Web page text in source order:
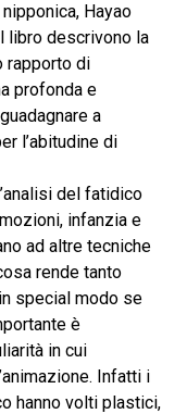
Hayao
libro descrivono la
rapporto di
profonda e
a
l’abitudine di
del fatidico
infanzia e
ad altre tecniche
rende tanto
special modo se
è
in cui
Infatti i
hanno volti plastici,